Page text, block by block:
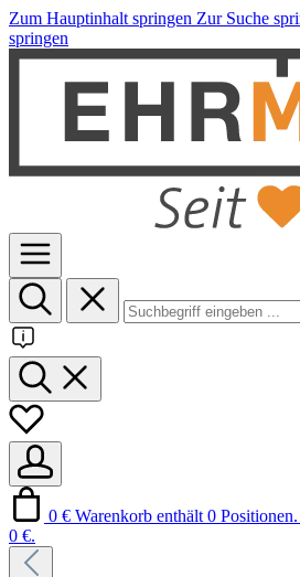
Zum Hauptinhalt springen Zur Suche
springen
0 € Warenkorb enthält 0
0 €.